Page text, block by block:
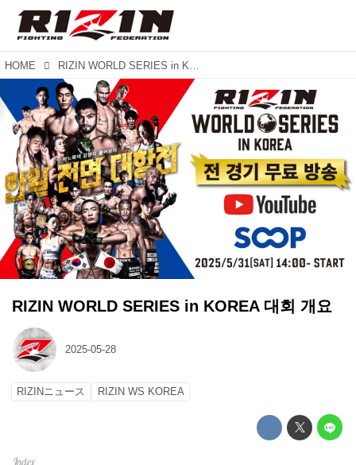
HOME RIZIN WORLD SERIES in KOREA 대회 개요
RIZIN WORLD SERIES in KOREA 대회 개요
2025-05-28
RIZINニュース RIZIN WS KOREA